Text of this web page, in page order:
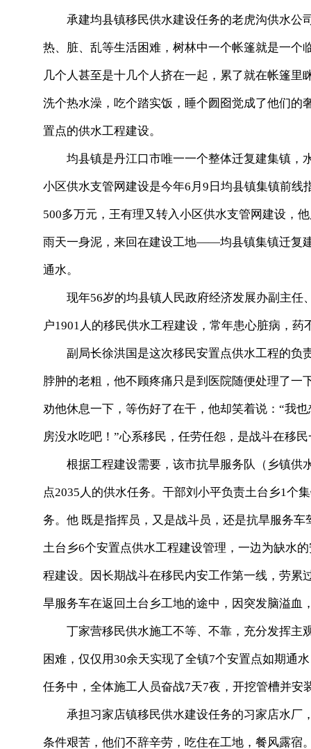
承建均县镇移民供水建设任务的老虎沟供水公
热、脏、乱等生活困难，树林中一个帐篷就是一
几个人甚至是十几个人挤在一起，累了就在帐篷
洗个热水澡，吃个踏实饭，睡个囫囵觉成了他们
置点的供水工程建设。
均县镇是丹江口市唯一一个整体迁复建集镇，
小区供水支管网建设是今年6月9日均县镇集镇前
500多万元，王有理又转入小区供水支管网建设，
雨天一身泥，来回在建设工地——均县镇集镇迁复
通水。
现年56岁的均县镇人民政府经济发展办副主任
户1901人的移民供水工程建设，常年患心脏病，药
副局长徐洪国是这次移民安置点供水工程的负
脖肿的老粗，他不顾疼痛只是到医院随便处理了
劝他休息一下，等伤好了在干，他却笑着说：“我
房没水吃吧！”心系移民，任劳任怨，是战斗在移
根据工程建设需要，该市抗旱服务队（乡镇供
点2035人的供水任务。干部刘小平负责土台乡1个
务。他 既是指挥员，又是战斗员，还是抗旱服务
土台乡6个安置点供水工程建设管理，一边为缺水
程建设。因长期战斗在移民内安工作第一线，劳累
旱服务车在返回土台乡工地的途中，因突发脑溢血
丁家营移民供水施工不等、不靠，充分发挥主
困难，仅仅用30余天实现了全镇7个安置点如期通
任务中，全体施工人员奋战7天7夜，开挖管槽并安
承担习家店镇移民供水建设任务的习家店水厂
条件艰苦，他们不辞辛劳，吃住在工地，餐风露